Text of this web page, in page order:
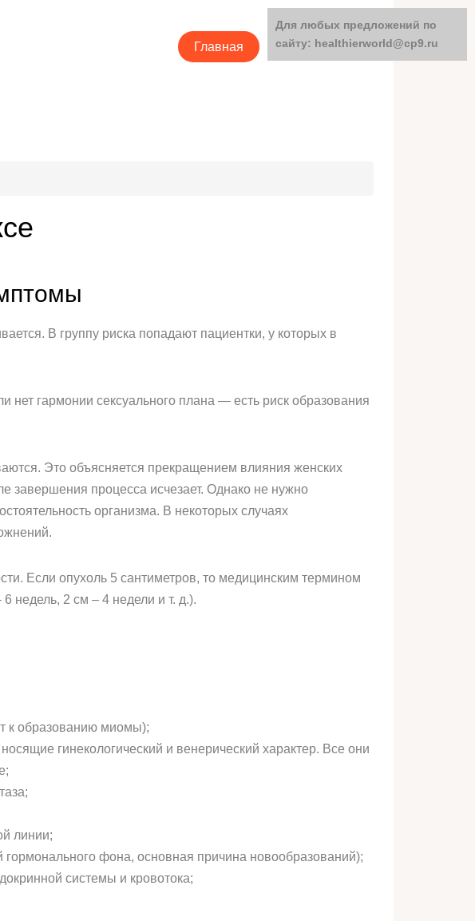
Главная Категории
В группу риска попадают пациентки, у которых в
гармонии сексуального плана — есть риск образования
Это объясняется прекращением влияния женских
завершения процесса исчезает. Однако не нужно
организма. В некоторых случаях
Если опухоль 5 сантиметров, то медицинским термином
недель, 2 см – 4 недели и т. д.).
к образованию миомы);
гинекологический и венерический характер. Все они
линии;
фона, основная причина новообразований);
системы и кровотока;
Для любых предложений по
сайту: healthierworld@cp9.ru